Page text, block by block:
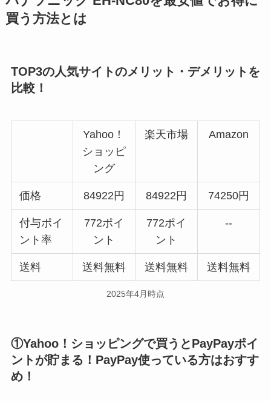
買う方法とは
TOP3の人気サイトのメリット・デメリットを
比較！
Yahoo！
ショッピ
ング
楽天市場 Amazon
価格 84922円 84922円 74250円
付与ポイ
ント率
772ポイ
ント
772ポイ
ント
--
送料 送料無料 送料無料 送料無料
2025年4月時点
①Yahoo！ショッピングで買うとPayPayポイ
ントが貯まる！PayPay使っている方はおすす
め！